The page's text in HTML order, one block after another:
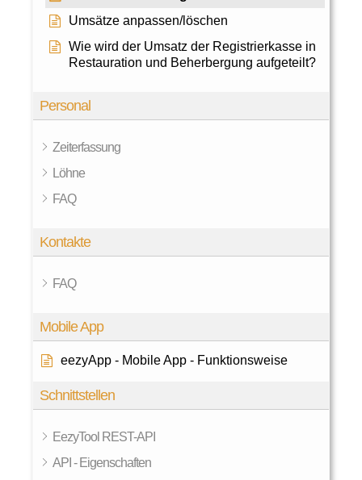
Umsätze anpassen/löschen
Wie wird der Umsatz der Registrierkasse in
Restauration und Beherbergung aufgeteilt?
Personal
Zeiterfassung
Löhne
FAQ
Kontakte
FAQ
Mobile App
eezyApp - Mobile App - Funktionsweise
Schnittstellen
EezyTool REST-API
API - Eigenschaften